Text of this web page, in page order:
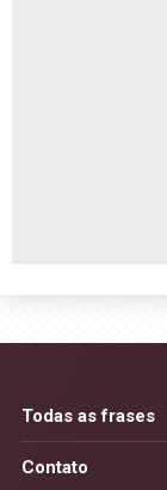
Todas as frases
Contato